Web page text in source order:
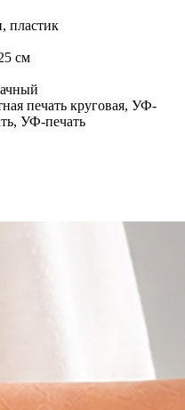
пластик
см
печать круговая, УФ-
УФ-печать